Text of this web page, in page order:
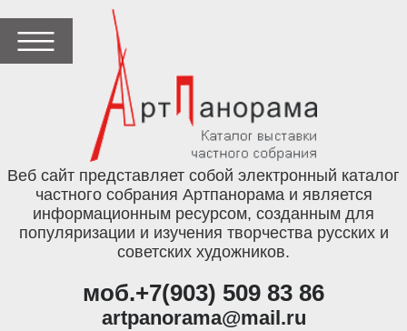
Веб сайт представляет собой электронный каталог
частного собрания Артпанорама и является
информационным ресурсом, созданным для
популяризации и изучения творчества русских и
советских художников.
моб.+7(903) 509 83 86
artpanorama@mail.ru